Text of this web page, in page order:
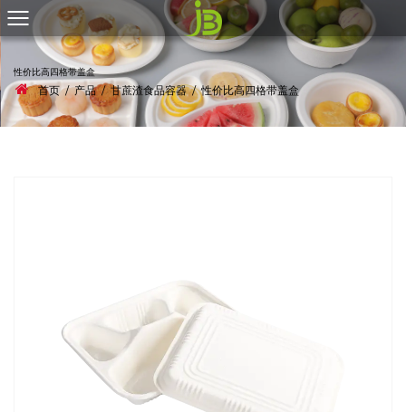
性价比高四格带盖盒
首页/产品/ 甘蔗渣食品容器/性价比高四格带盖盒